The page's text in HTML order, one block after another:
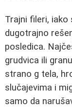
Trajni fileri, iako
dugotrajno
posledica.
grudvica ili
strano g tela,
slučajevima i
samo da